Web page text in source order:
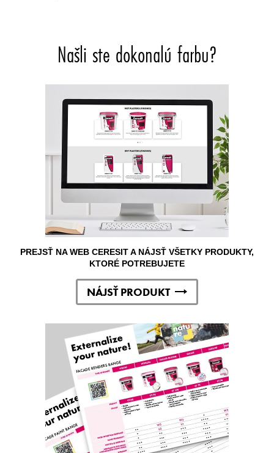
Našli ste dokonalú farbu?
PREJSŤ NA WEB CERESIT A NÁJSŤ VŠETKY PRODUKTY,
KTORÉ POTREBUJETE
NÁJSŤ PRODUKT